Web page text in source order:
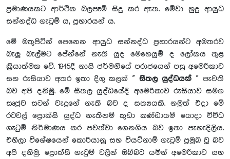
ප්‍රමාණයකට ආර්ථික බලපෑම් සිදු කර ඇත. මේවා හුදු ආයුධ
සන්නද්ධ ගැටුම් ය, ප්‍රහාරයන් ය.
මේ මතුපිටින් පෙනෙන ආයුධ සන්නද්ධ ප්‍රහාරයන්ට අමතරව
බැලූ බැල්මට පේන්නේ නැති යුද මෙහෙයුම් ද ලෝකය තුළ
ක්‍රියාත්මක වේ. 1945දී නාසි ජර්මනියේ පරාජයෙන් පසු අමෙරිකාව
සහ රුසියාව අතර ඉතා දිගු කලක් ”සීතල යුද්ධයක් ” පැවති
බව අපි දනිමු. මේ සීතල යුද්ධයේදී අමෙරිකාව රුසියාව සමග
සෘජුව සටන් වැදුනේ නැති බව ද සත්‍යයකි. නමුත් එදා මේ
රටවල් ප්‍රොක්සි යුද්ධ නැතිනම් කුඩා කණ්ඩායම් යොදා විවිධ
ගැටුම් නිර්මාණය කර පවත්වා ගෙනගිය බව ඉතා පැහැදිලිය.
එහිලා විශේෂයෙන් කොරියානු සහ වියට්නාම් ගැටුම් ප්‍රමුඛ වූ‍ බව
අපි දනිමු. ප්‍රොක්සි ගැටුම් වලින් ඔබ්බට යමින් අමෙරිකාව සහ